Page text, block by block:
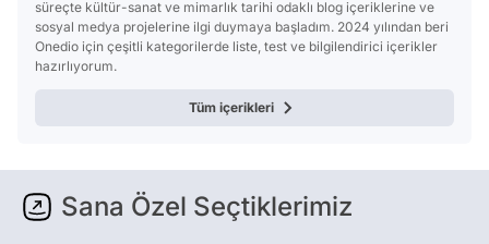
süreçte kültür-sanat ve mimarlık tarihi odaklı blog içeriklerine ve
sosyal medya projelerine ilgi duymaya başladım. 2024 yılından beri
Onedio için çeşitli kategorilerde liste, test ve bilgilendirici içerikler
hazırlıyorum.
Tüm içerikleri
Sana Özel Seçtiklerimiz